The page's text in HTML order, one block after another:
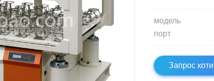
модель
порт
Запрос